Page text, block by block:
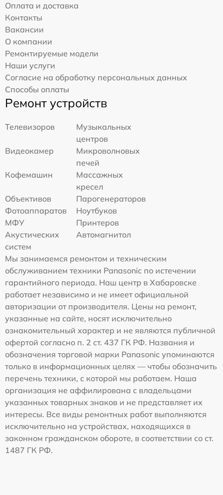
Оплата и доставка
Контакты
Вакансии
О компании
Ремонтируемые модели
Наши услуги
Согласие на обработку персональных данных
Способы оплаты
Ремонт устройств
Телевизоров
Музыкальных
центров
Видеокамер
Микроволновых
печей
Кофемашин
Массажных
кресел
Объективов
Парогенераторов
Фотоаппаратов
Ноутбуков
МФУ
Принтеров
Акустических
систем
Автомагнитол
Мы занимаемся ремонтом и техническим
обслуживанием техники Panasonic по истечении
гарантийного периода. Наш центр в Хабаровске
работает независимо и не имеет официальной
авторизации от производителя. Цены на ремонт,
указанные на сайте, носят исключительно
ознакомительный характер и не являются публичной
офертой согласно п. 2 ст. 437 ГК РФ. Названия и
обозначения торговой марки Panasonic упоминаются
только в информационных целях — чтобы обозначить
перечень техники, с которой мы работаем. Наша
организация не аффилирована с владельцами
указанных товарных знаков и не представляет их
интересы. Все виды ремонтных работ выполняются
исключительно на устройствах, находящихся в
законном гражданском обороте, в соответствии со ст.
1487 ГК РФ.